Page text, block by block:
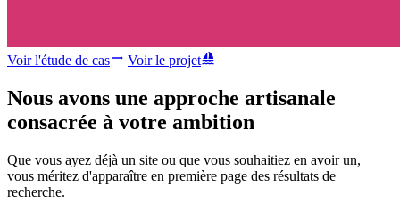
Voir l'étude de cas Voir le projet
Nous avons une approche artisanale
consacrée à votre ambition
Que vous ayez déjà un site ou que vous souhaitiez en avoir un,
vous méritez d'apparaître en première page des résultats de
recherche.